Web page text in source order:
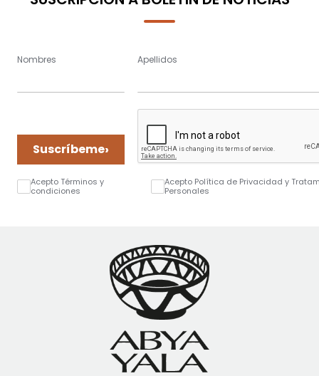
Nombres Apellidos
Suscríbeme›
Acepto Términos y
condiciones
Acepto Política de Privacidad y
Personales